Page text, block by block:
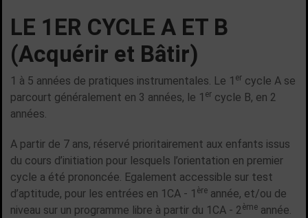
LE 1ER CYCLE A ET B
(Acquérir et Bâtir)
1 à 5 années de pratiques instrumentales. Le 1 er cycle A se
parcourt généralement en 3 années, le 1 er cycle B, en 2
années.
A partir de 7 ans, réservé prioritairement aux enfants issus
du cours d’initiation pour lesquels l’orientation en premier
cycle a été prononcée. Egalement accessible sur test
d’aptitude, pour les entrées en 1CA - 1 ère année, et/ou de
niveau sur un programme libre à partir du 1CA - 2ème année.